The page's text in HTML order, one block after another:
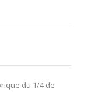
du 1/4 de